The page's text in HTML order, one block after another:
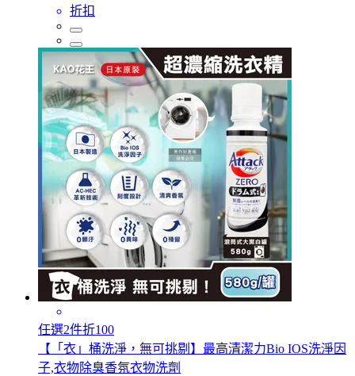
折扣
任選2件折100
【「衣」桶洗淨，無可挑剔】最高清潔力Bio IOS洗淨因
子,衣物除臭香氛衣物洗劑